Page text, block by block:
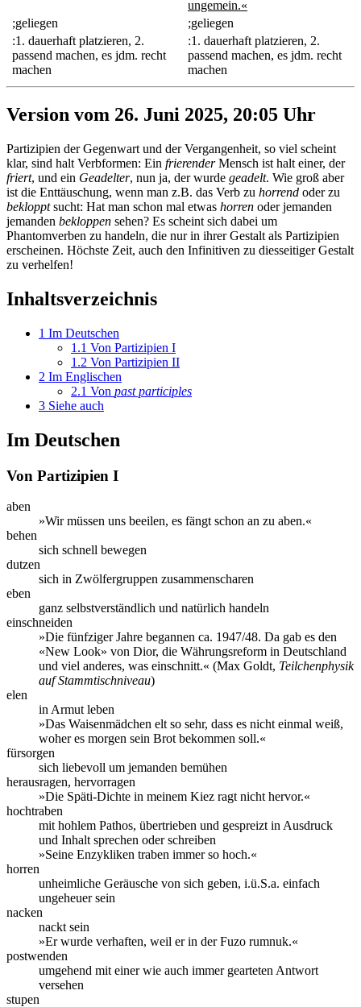
ungemein.«
;geliegen
;geliegen
:1. dauerhaft platzieren, 2.
passend machen, es jdm. recht
machen
:1. dauerhaft platzieren, 2.
passend machen, es jdm. recht
machen
Version vom 26. Juni 2025, 20:05 Uhr
Partizipien der Gegenwart und der Vergangenheit, so viel scheint
klar, sind halt Verbformen: Ein frierenderMensch ist halt einer, der
friert, und ein Geadelter, nun ja, der wurde geadelt. Wie groß aber
ist die Enttäuschung, wenn man z.B. das Verb zu horrend oder zu
beklopptsucht: Hat man schon mal etwas horren oder jemanden
jemanden bekloppen sehen? Es scheint sich dabei um
Phantomverben zu handeln, die nur in ihrer Gestalt als Partizipien
erscheinen. Höchste Zeit, auch den Infinitiven zu diesseitiger Gestalt
zu verhelfen!
Inhaltsverzeichnis
1 Im Deutschen
1.1 Von Partizipien I
1.2 Von Partizipien II
2 Im Englischen
2.1 Von past participles
3 Siehe auch
Im Deutschen
Von Partizipien I
aben
»Wir müssen uns beeilen, es fängt schon an zu aben.«
behen
sich schnell bewegen
dutzen
sich in Zwölfergruppen zusammenscharen
eben
ganz selbstverständlich und natürlich handeln
einschneiden
»Die fünfziger Jahre begannen ca. 1947/48. Da gab es den
«New Look» von Dior, die Währungsreform in Deutschland
und viel anderes, was einschnitt.« (Max Goldt, Teilchenphysik
auf Stammtischniveau)
elen
in Armut leben
»Das Waisenmädchen elt so sehr, dass es nicht einmal weiß,
woher es morgen sein Brot bekommen soll.«
fürsorgen
sich liebevoll um jemanden bemühen
herausragen, hervorragen
»Die Späti-Dichte in meinem Kiez ragt nicht hervor.«
hochtraben
mit hohlem Pathos, übertrieben und gespreizt in Ausdruck
und Inhalt sprechen oder schreiben
»Seine Enzykliken traben immer so hoch.«
horren
unheimliche Geräusche von sich geben, i.ü.S.a. einfach
ungeheuer sein
nacken
nackt sein
»Er wurde verhaften, weil er in der Fuzo rumnuk.«
postwenden
umgehend mit einer wie auch immer gearteten Antwort
versehen
stupen